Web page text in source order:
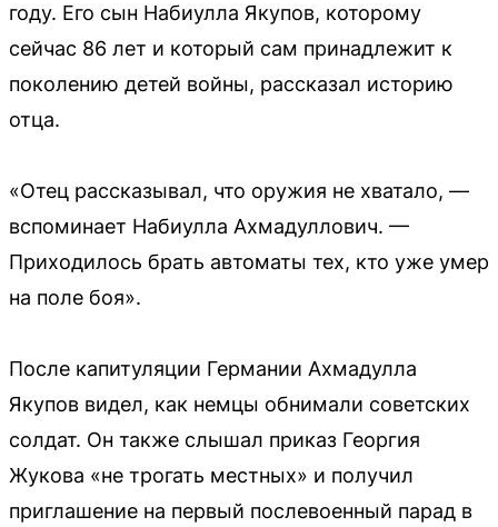
году. Его сын Набиулла Якупов, которому
сейчас 86 лет и который сам принадлежит к
поколению детей войны, рассказал историю
отца.
«Отец рассказывал, что оружия не хватало, —
вспоминает Набиулла Ахмадуллович. —
Приходилось брать автоматы тех, кто уже умер
на поле боя».
После капитуляции Германии Ахмадулла
Якупов видел, как немцы обнимали советских
солдат. Он также слышал приказ Георгия
Жукова «не трогать местных» и получил
приглашение на первый послевоенный парад в